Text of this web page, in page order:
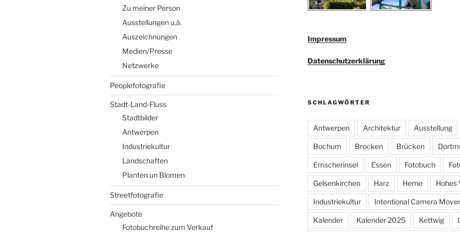
Zu meiner Person
Ausstellungen u.ä.
Auszeichnungen
Medien/Presse
Netzwerke
Peoplefotografie
Stadt-Land-Fluss
Stadtbilder
Antwerpen
Industriekultur
Landschaften
Planten un Blomen
Streetfotografie
Angebote
Fotobuchreihe zum Verkauf
Impressum
Datenschutzerklärung
SCHLAGWÖRTER
Antwerpen Architektur Ausstellung
Bochum Brocken Brücken
Emscherinsel Essen Fotobuch
Gelsenkirchen Harz Herne Hohes
Industriekultur Intentional Camera
Kalender Kalender 2025 Kettwig